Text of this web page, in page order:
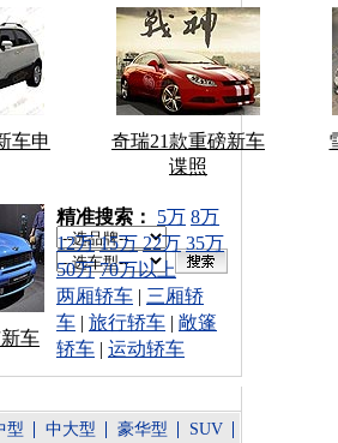
车申
奇瑞21款重磅新车
谍照
车
车型搜索：
精准搜索： 5万 8万
12万 15万 22万 35万
50万 70万以上
两厢轿车 | 三厢轿
车 | 旅行轿车 | 敞篷
轿车 | 运动轿车
型 中大型 豪华型 SUV